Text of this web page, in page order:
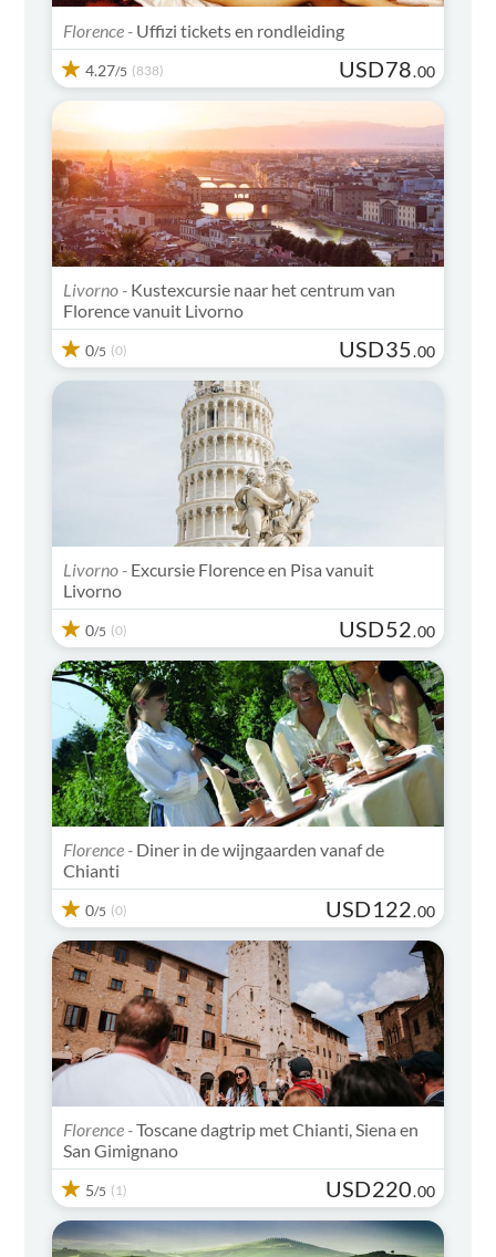
Florence - Uffizi tickets en rondleiding
4.27/5 (838) USD78.00
Livorno - Kustexcursie naar het centrum van
Florence vanuit Livorno
0/5 (0) USD35.00
Livorno - Excursie Florence en Pisa vanuit
Livorno
0/5 (0) USD52.00
Florence - Diner in de wijngaarden vanaf de
Chianti
0/5 (0) USD122.00
Moet zien
Florence -Toscane dagtrip met Chianti, Siena en
San Gimignano
5/5 (1) USD220.00